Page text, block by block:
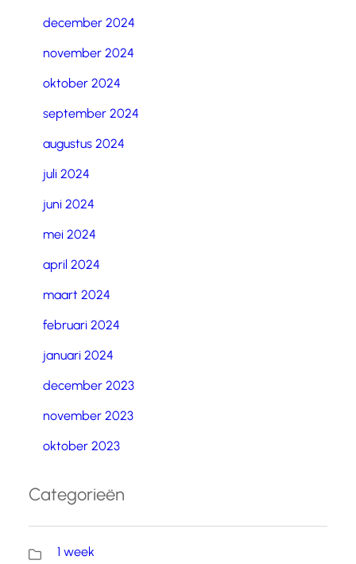
december 2024
november 2024
oktober 2024
september 2024
augustus 2024
juli 2024
juni 2024
mei 2024
april 2024
maart 2024
februari 2024
januari 2024
december 2023
november 2023
oktober 2023
Categorieën
1 week